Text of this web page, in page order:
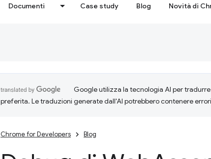
Documenti Case study Blog Novità di
Google utilizza la tecnologia AI per
preferita. Le traduzioni generate dall'AI potrebbero contenere
Chrome for Developers Blog